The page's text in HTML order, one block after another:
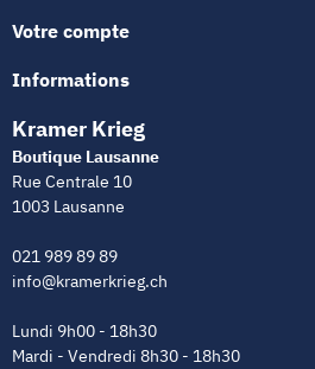
Votre compte
Informations
Kramer Krieg
Boutique Lausanne
Rue Centrale 10
1003 Lausanne
021 989 89 89
info@kramerkrieg.ch
Lundi 9h00 - 18h30
Mardi - Vendredi 8h30 - 18h30